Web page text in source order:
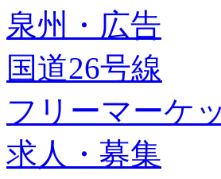
泉州・広告
国道26号線
フリーマーケ
求人・募集